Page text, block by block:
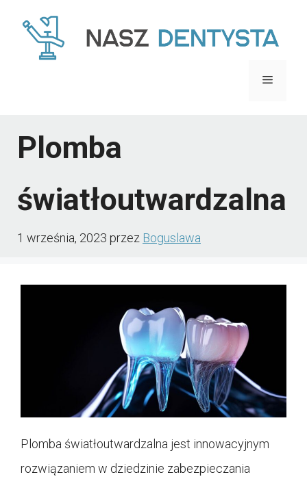
Menu
Plomba
światłoutwardzalna
1 września, 2023 przez Boguslawa
Plomba światłoutwardzalna jest innowacyjnym
rozwiązaniem w dziedzinie zabezpieczania